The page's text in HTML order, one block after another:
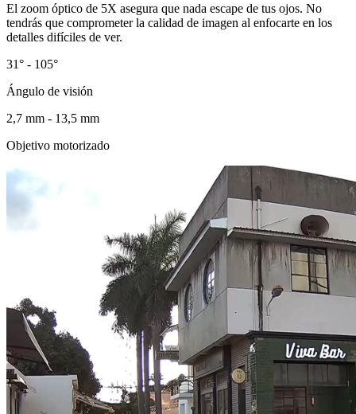
El zoom óptico de 5X asegura que nada escape de tus ojos. No
tendrás que comprometer la calidad de imagen al enfocarte en los
detalles difíciles de ver.
31° - 105°
Ángulo de visión
2,7 mm - 13,5 mm
Objetivo motorizado